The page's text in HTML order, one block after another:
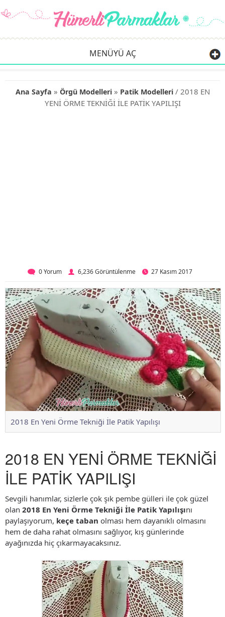
MENÜYÜ AÇ
Ana Sayfa » Örgü Modelleri» Patik Modelleri/ 2018 EN
YENİ ÖRME TEKNİĞİ İLE PATİK YAPILIŞI
0 Yorum 6,236 Görüntülenme 27 Kasım 2017
2018 En Yeni Örme Tekniği İle Patik Yapılışı
2018 EN YENİ ÖRME TEKNİĞİ
İLE PATİK YAPILIŞI
Sevgili hanımlar, sizlerle çok şık pembe gülleri ile çok güzel
olan 2018 En Yeni Örme Tekniği İle Patik Yapılışını
paylaşıyorum, keçe taban olması hem dayanıklı olmasını
hem de daha rahat olmasını sağlıyor, kış günlerinde
ayağınızda hiç çıkarmayacaksınız.